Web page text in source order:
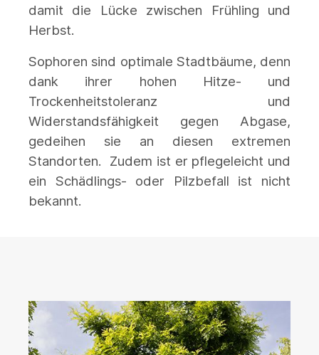
damit die Lücke zwischen Frühling und
Herbst.
Sophoren sind optimale Stadtbäume, denn
dank ihrer hohen Hitze- und
Trockenheitstoleranz und
Widerstandsfähigkeit gegen Abgase,
gedeihen sie an diesen extremen
Standorten. Zudem ist er pflegeleicht und
ein Schädlings- oder Pilzbefall ist nicht
bekannt.